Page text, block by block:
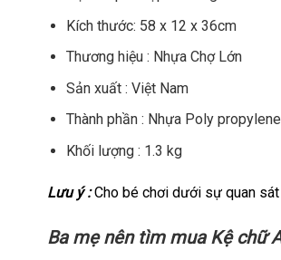
Kích thước: 58 x 12 x 36cm
Thương hiệu : Nhựa Chợ Lớn
Sản xuất : Việt Nam
Thành phần : Nhựa Poly propylene
Khối lượng : 1.3 kg
Lưu ý :Cho bé chơi dưới sự quan
Ba mẹ nên tìm mua Kệ chữ